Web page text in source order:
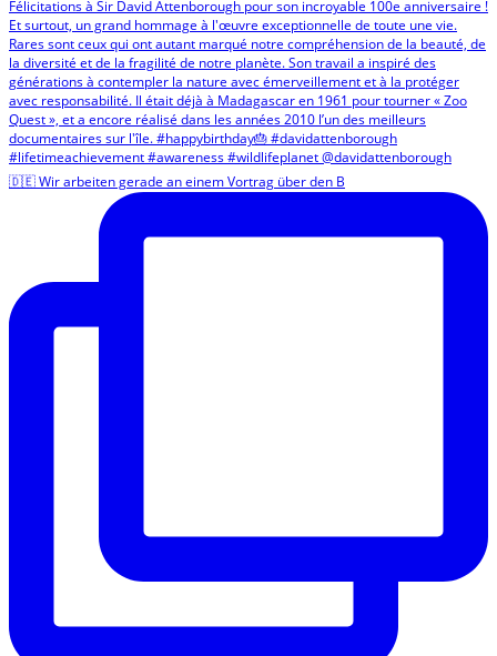
🇩🇪 Wir arbeiten gerade an einem Vortrag über den B